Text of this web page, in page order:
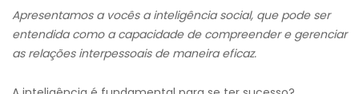
Apresentamos a vocês a inteligência social, que pode ser
entendida como a capacidade de compreender e gerenciar
as relações interpessoais de maneira eficaz.